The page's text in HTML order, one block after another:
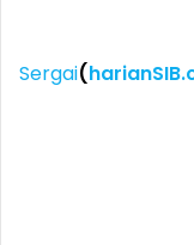
Sergai(